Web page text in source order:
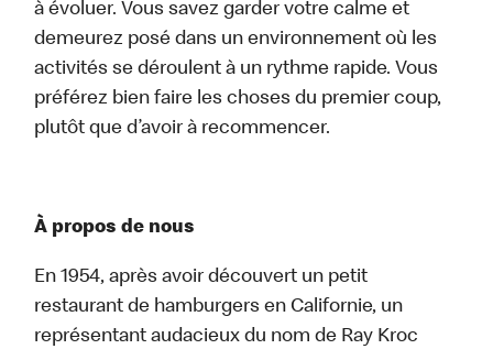
à évoluer. Vous savez garder votre calme et
demeurez posé dans un environnement où les
activités se déroulent à un rythme rapide. Vous
préférez bien faire les choses du premier coup,
plutôt que d’avoir à recommencer.
À propos de nous
En 1954, après avoir découvert un petit
restaurant de hamburgers en Californie, un
représentant audacieux du nom de Ray Kroc